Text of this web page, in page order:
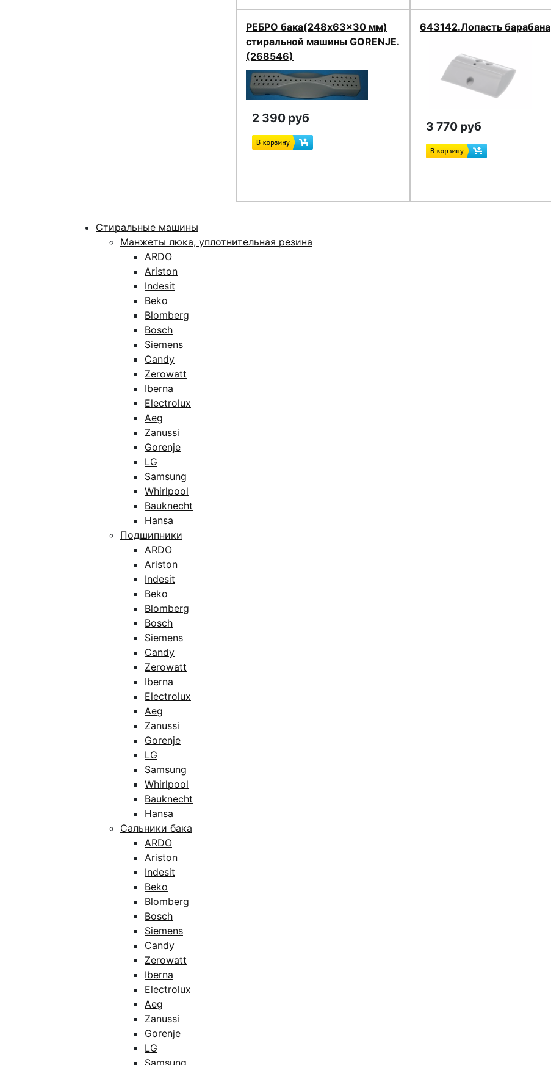
РЕБРО бака(248x63x30 мм)
стиральной машины GORENJE.
(268546)
2 390 руб
643142.Лопасть барабана
3 770 руб
Стиральные машины
Манжеты люка, уплотнительная резина
ARDO
Ariston
Indesit
Beko
Blomberg
Bosch
Siemens
Candy
Zerowatt
Iberna
Electrolux
Aeg
Zanussi
Gorenje
LG
Samsung
Whirlpool
Bauknecht
Hansa
Подшипники
ARDO
Ariston
Indesit
Beko
Blomberg
Bosch
Siemens
Candy
Zerowatt
Iberna
Electrolux
Aeg
Zanussi
Gorenje
LG
Samsung
Whirlpool
Bauknecht
Hansa
Сальники бака
ARDO
Ariston
Indesit
Beko
Blomberg
Bosch
Siemens
Candy
Zerowatt
Iberna
Electrolux
Aeg
Zanussi
Gorenje
LG
Samsung